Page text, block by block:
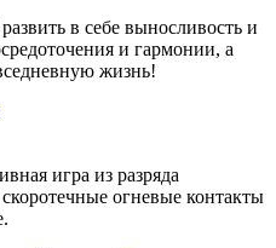
в себе выносливость и
и гармонии, а
жизнь!
игра из разряда
огневые контакты